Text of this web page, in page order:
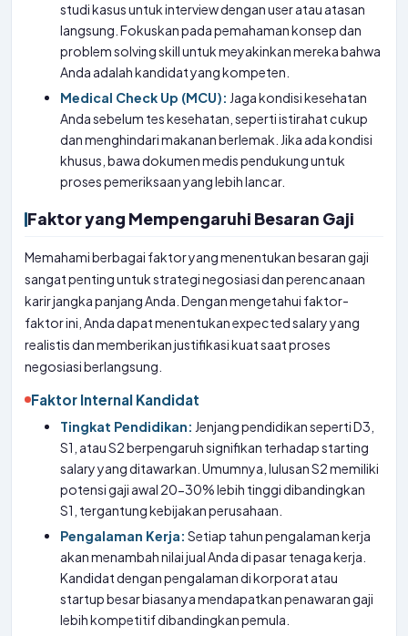
studi kasus untuk interview dengan user atau atasan
langsung. Fokuskan pada pemahaman konsep dan
problem solving skill untuk meyakinkan mereka bahwa
Anda adalah kandidat yang kompeten.
Medical Check Up (MCU): Jaga kondisi kesehatan
Anda sebelum tes kesehatan, seperti istirahat cukup
dan menghindari makanan berlemak. Jika ada kondisi
khusus, bawa dokumen medis pendukung untuk
proses pemeriksaan yang lebih lancar.
Faktor yang Mempengaruhi Besaran Gaji
Memahami berbagai faktor yang menentukan besaran gaji
sangat penting untuk strategi negosiasi dan perencanaan
karir jangka panjang Anda. Dengan mengetahui faktor-
faktor ini, Anda dapat menentukan expected salary yang
realistis dan memberikan justifikasi kuat saat proses
negosiasi berlangsung.
Faktor Internal Kandidat
Tingkat Pendidikan: Jenjang pendidikan seperti D3,
S1, atau S2 berpengaruh signifikan terhadap starting
salary yang ditawarkan. Umumnya, lulusan S2 memiliki
potensi gaji awal 20-30% lebih tinggi dibandingkan
S1, tergantung kebijakan perusahaan.
Pengalaman Kerja: Setiap tahun pengalaman kerja
akan menambah nilai jual Anda di pasar tenaga kerja.
Kandidat dengan pengalaman di korporat atau
startup besar biasanya mendapatkan penawaran gaji
lebih kompetitif dibandingkan pemula.